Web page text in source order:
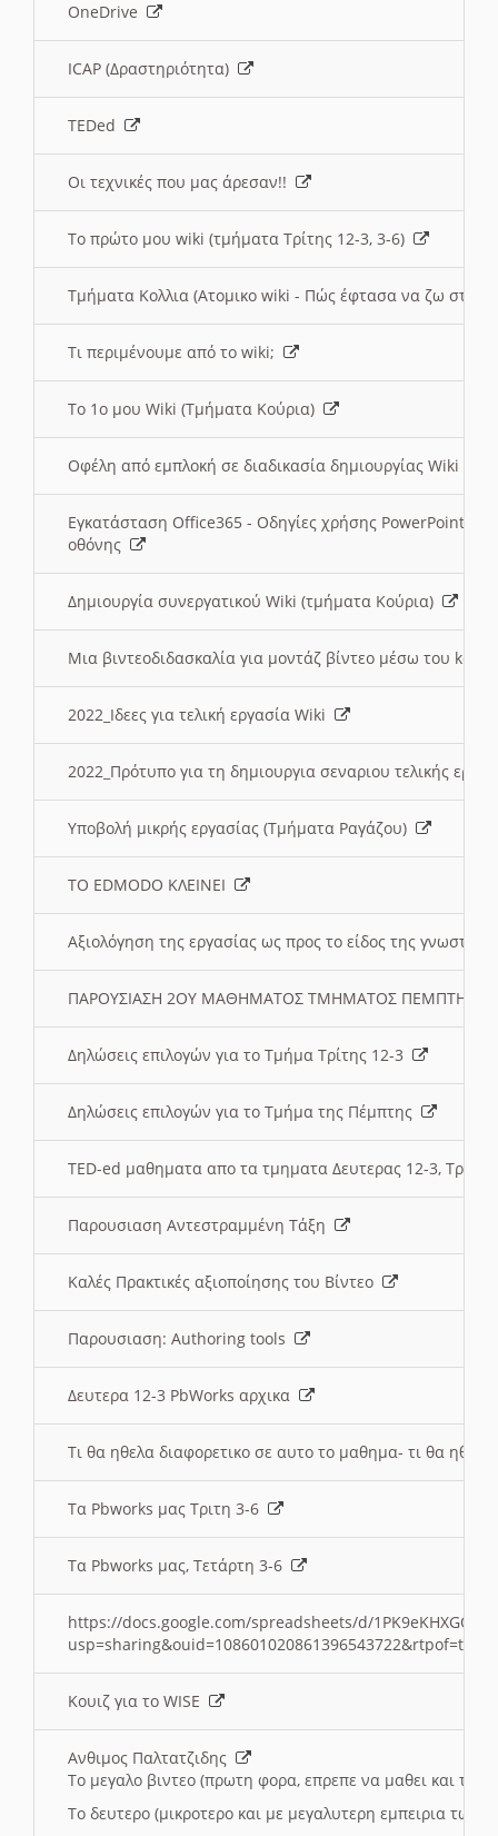
OneDrive
ICAP (Δραστηριότητα)
TEDed
Οι τεχνικές που μας άρεσαν!!
Το πρώτο μου wiki (τμήματα Τρίτης 12-3, 3-6)
Τμήματα Κολλια (Ατομικο wiki - Πώς έφτασα να ζω στην
Τι περιμένουμε από το wiki;
Το 1ο μου Wiki (Τμήματα Κούρια)
Οφέλη από εμπλοκή σε διαδικασία δημιουργίας Wiki
Εγκατάσταση Office365 - Οδηγίες χρήσης PowerPoint
οθόνης
Δημιουργία συνεργατικού Wiki (τμήματα Κούρια)
Μια βιντεοδιδασκαλία για μοντάζ βίντεο μέσω του
2022_Ιδεες για τελική εργασία Wiki
2022_Πρότυπο για τη δημιουργια σεναριου τελικής
Υποβολή μικρής εργασίας (Τμήματα Ραγάζου)
ΤΟ EDMODO ΚΛΕΙΝΕΙ
Αξιολόγηση της εργασίας ως προς το είδος της
ΠΑΡΟΥΣΙΑΣΗ 2ΟΥ ΜΑΘΗΜΑΤΟΣ ΤΜΗΜΑΤΟΣ
Δηλώσεις επιλογών για το Τμήμα Τρίτης 12-3
Δηλώσεις επιλογών για το Τμήμα της Πέμπτης
TED-ed μαθηματα απο τα τμηματα Δευτερας 12-3,
Παρουσιαση Αντεστραμμένη Τάξη
Καλές Πρακτικές αξιοποίησης του Βίντεο
Παρουσιαση: Authoring tools
Δευτερα 12-3 PbWorks αρχικα
Τι θα ηθελα διαφορετικο σε αυτο το μαθημα- τι θα
Τα Pbworks μας Τριτη 3-6
Τα Pbworks μας, Τετάρτη 3-6
https://docs.google.com/spreadsheets/d/
Κουιζ για το WISE
Ανθιμος Παλτατζιδης
Το μεγαλο βιντεο (πρωτη φορα, επρεπε να μαθει και το
Το δευτερο (μικροτερο και με μεγαλυτερη εμπειρια